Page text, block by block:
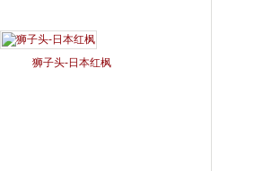
狮子头-日本红枫